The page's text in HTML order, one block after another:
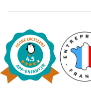
Vidéos & Tutoriaux
Blog
Actualités